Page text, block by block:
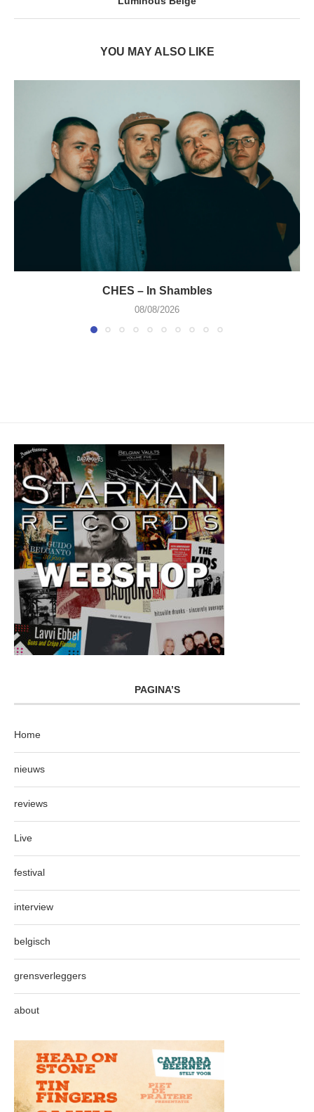
YOU MAY ALSO LIKE
CHES – In Shambles
08/08/2026
PAGINA’S
Home
nieuws
reviews
Live
festival
interview
belgisch
grensverleggers
about